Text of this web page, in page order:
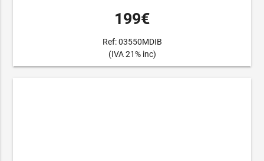
199€
Ref: 03550MDIB
(IVA 21% inc)